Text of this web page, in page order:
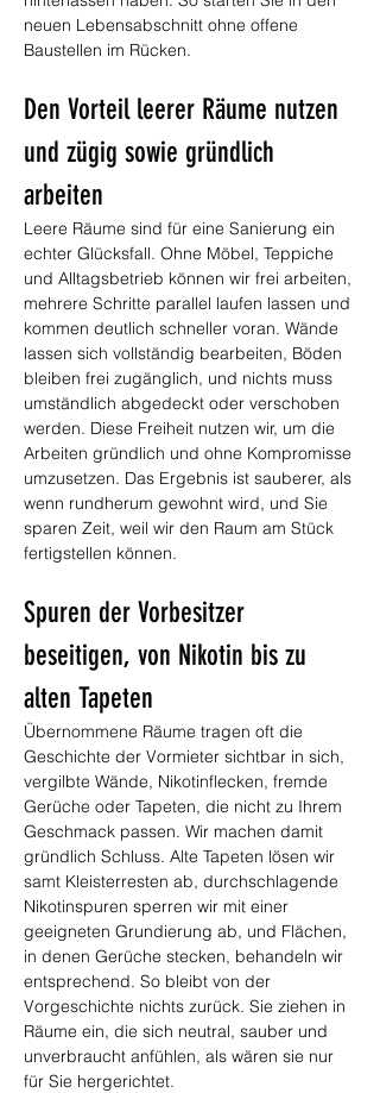
neuen Lebensabschnitt ohne offene
Baustellen im Rücken.
Den Vorteil leerer Räume nutzen
und zügig sowie gründlich
arbeiten
Leere Räume sind für eine Sanierung ein
echter Glücksfall. Ohne Möbel, Teppiche
und Alltagsbetrieb können wir frei arbeiten,
mehrere Schritte parallel laufen lassen und
kommen deutlich schneller voran. Wände
lassen sich vollständig bearbeiten, Böden
bleiben frei zugänglich, und nichts muss
umständlich abgedeckt oder verschoben
werden. Diese Freiheit nutzen wir, um die
Arbeiten gründlich und ohne Kompromisse
umzusetzen. Das Ergebnis ist sauberer, als
wenn rundherum gewohnt wird, und Sie
sparen Zeit, weil wir den Raum am Stück
fertigstellen können.
Spuren der Vorbesitzer
beseitigen, von Nikotin bis zu
alten Tapeten
Übernommene Räume tragen oft die
Geschichte der Vormieter sichtbar in sich,
vergilbte Wände, Nikotinflecken, fremde
Gerüche oder Tapeten, die nicht zu Ihrem
Geschmack passen. Wir machen damit
gründlich Schluss. Alte Tapeten lösen wir
samt Kleisterresten ab, durchschlagende
Nikotinspuren sperren wir mit einer
geeigneten Grundierung ab, und Flächen,
in denen Gerüche stecken, behandeln wir
entsprechend. So bleibt von der
Vorgeschichte nichts zurück. Sie ziehen in
Räume ein, die sich neutral, sauber und
unverbraucht anfühlen, als wären sie nur
für Sie hergerichtet.